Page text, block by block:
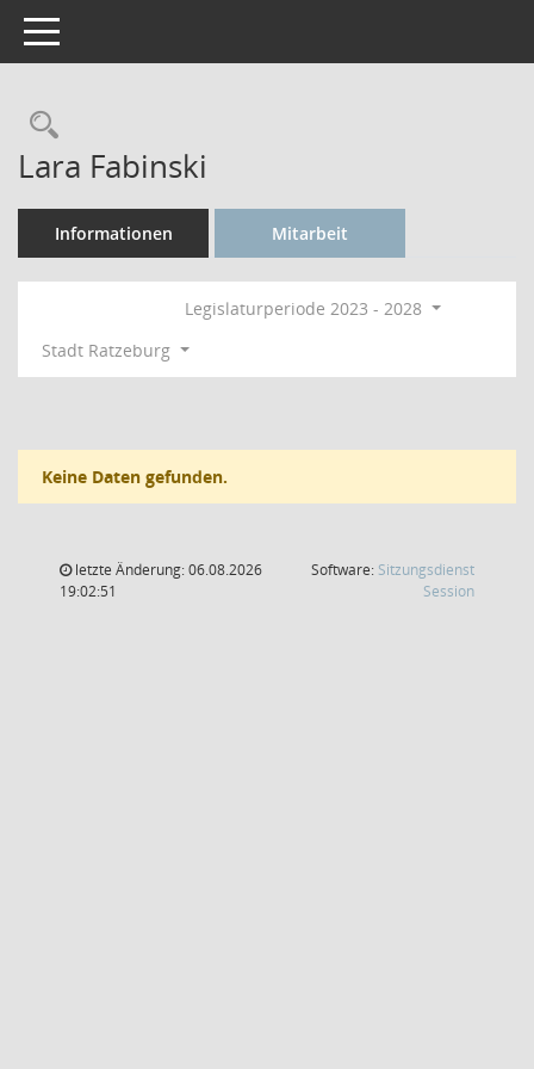
Toggle navigation
Rechercheauswahl
Lara Fabinski
Informationen Mitarbeit
Legislaturperiode 2023 - 2028
Stadt Ratzeburg
Keine Daten gefunden.
letzte Änderung: 06.08.2026
19:02:51
Software: Sitzungsdienst
Session(Wird in